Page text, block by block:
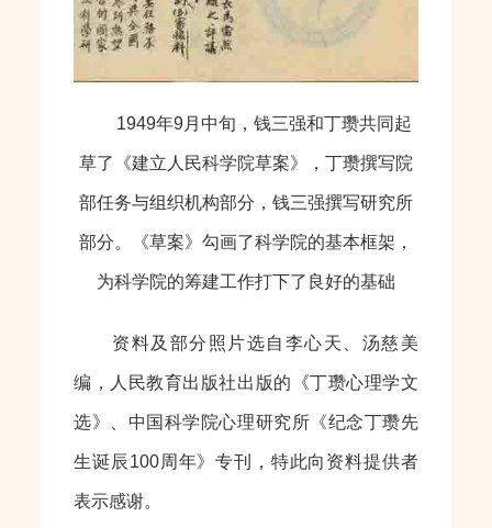
1949年9月中旬，钱三强和丁瓒共同起
草了《建立人民科学院草案》，丁瓒撰写院
部任务与组织机构部分，钱三强撰写研究所
部分。《草案》勾画了科学院的基本框架，
为科学院的筹建工作打下了良好的基础
资料及部分照片选自李心天、汤慈美
编，人民教育出版社出版的《丁瓒心理学文
选》、中国科学院心理研究所《纪念丁瓒先
生诞辰100周年》专刊，特此向资料提供者
表示感谢。